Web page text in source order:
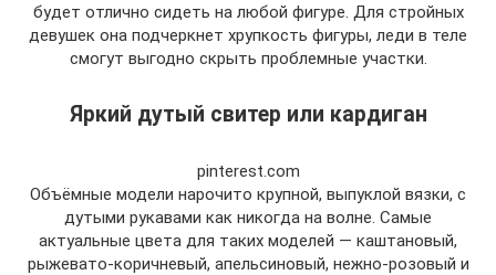
будет отлично сидеть на любой фигуре. Для стройных
девушек она подчеркнет хрупкость фигуры, леди в теле
смогут выгодно скрыть проблемные участки.
Яркий дутый свитер или кардиган
pinterest.com
Объёмные модели нарочито крупной, выпуклой вязки, с
дутыми рукавами как никогда на волне. Самые
актуальные цвета для таких моделей — каштановый,
рыжевато-коричневый, апельсиновый, нежно-розовый и